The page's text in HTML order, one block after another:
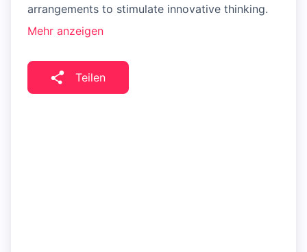
arrangements to stimulate innovative thinking.
Mehr anzeigen
Teilen